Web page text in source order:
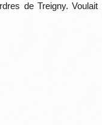
de Treigny. Voulait